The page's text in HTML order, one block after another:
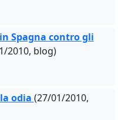
Spagna contro gli
2010, blog)
odia (27/01/2010,